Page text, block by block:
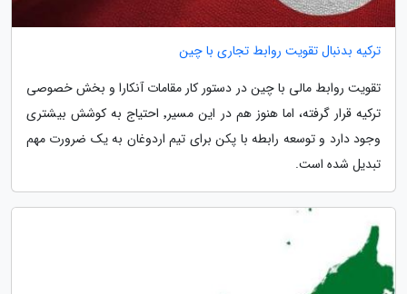
ترکیه بدنبال تقویت روابط تجاری با چین
تقویت روابط مالی با چین در دستور کار مقامات آنکارا و بخش خصوصی
ترکیه قرار گرفته، اما هنوز هم در این مسیر٬ احتیاج به کوشش بیشتری
وجود دارد و توسعه رابطه با پکن برای تیم اردوغان به یک ضرورت مهم
تبدیل شده است.